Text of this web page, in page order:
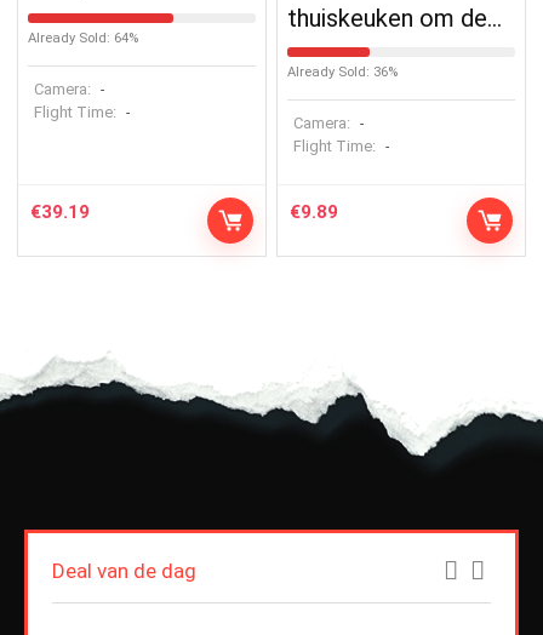
Already Sold: 64%
Camera: -
Flight Time: -
€39.19
thuiskeuken om de…
Already Sold: 36%
Camera: -
Flight Time: -
€9.89
Deal van de dag